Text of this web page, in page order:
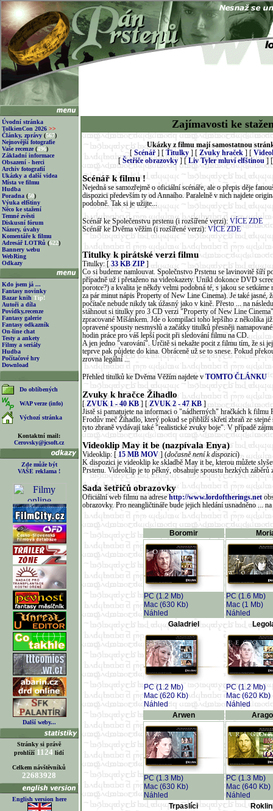
Úvodní stránka
TolkienCon 2026 >>
Články, zprávy (567)
Nejnovější fotografie
Vaše recenze (496)
Základní informace
Obsazení - herci
Archiv fotografií
Ukázky a další videa
Místa ve filmu
Hudba
Poradna (50)
Výuka elfštiny
Něco ke stažení
Temné zvěsti
Diskusní fórum
Názory, úvahy
Komentáře k filmu
Adresář LOTRů (622)
Bannery webu
WebRing
Odkazy
Kdo jsem já ...
Fantasy novinky
Bazar knih Tip!
Autoři a díla
Povídky,recenze
Fantasy galerie
Fantasy odkazník
On-line chat
Testy a ankety
Filmy a seriály
Hudba
Počítačové hry
Download
Do oblíbených
WAP verze (info)
Výchozí stránka
Kontaktní mail:
Cerovsky@jcsoft.cz
Zde může být
VAŠE reklama !
Další weby...
Stránky si právě
prohlíží 1124 lidí
Celkem návštěvníků
22683928
English version here
Zajímavosti ke
Ukázky z filmu mají samostatnou
[Scénář ] [Titulky ] [Zvuky hraček ] [
[Šetřiče obrazovky] [Liv Tyler mluví elfštinou]
Scénář k filmu !
Nejedná se samozřejmě o oficiální scénáře, ale o přepis děje
dispozici především ty od Annaího. Paralelně v nich najdete
podobně. Tak si je užijte...
Scénář ke Společenstvu prstenu (i rozšířené verzi): VÍCE ZDE
Scénář ke Dvěma věžím (i rozšířené verzi):VÍCE ZDE
Titulky k pirátské verzi filmu
Titulky: [33 KB ZIP]
Co si budeme namlouvat. Společnstvo Prstenu se lavinovitě šíří
případně už i přetaženo na videokazety. Unikl dokonce DVD
porotce?) a kvalita je někdy velmi podobná té, s jakou se
za pár minut nápis Property of New Line Cinema). Je také jasné,
počítače nebude nikdy tak úžasný jako v kině. Přesto ... na
stáhnout si titulky pro 3 CD verzi "Property of New Line
zpracované Míšánkem. Jde o kompilaci toho lepšího z několika
opravené spousty nesmyslů a začátky titulků přesněji
hodin práce pro váš lepší pocit při sledování filmu na CD.
A jen jedno "varování". Určitě si nekažte pocit z filmu tím, že si
teprve pak půjdete do kina. Obráceně už se to snese. Pokud
zrovna legální ...
Přehled titulků ke Dvěma Věžím najdete vTOMTO ČLÁNKU
Zvuky k hračce Žihadlo
[ZVUK 1 - 40 KB] [ZVUK 2 - 47 KB]
Jistě si pamatujete na informaci o "nádherných" hračkách k filmu
Frodův meč Žihadlo, který pokud se přiblíží skřetí zbraň ze stejné
tyto zbraně vydávají také "realistické zvuky boje". V případě
Videoklip May it be (nazpívala Enya)
Videoklip: [15 MB MOV] (dočasně není k dispozici)
K dispozici je videoklip ke skladbě May it be, kterou můžete
Prstenu. Videoklip je to pěkný, obsahuje spoustu hezkých záběrů
Sada šetřičů obrazovky
Oficiální web filmu na adresehttp://www.lordoftherings.net
obrazovky. Pro neangličtináře bude jejich hledání usnadněno ...
Boromir
PC (1.2 Mb)
Mac (630 Kb)
Náhled
PC (1.6 Mb)
Mac (1 Mb)
Náhled
Galadriel
PC (1.2 Mb)
Mac (620 Kb)
Náhled
PC (1.2 Mb)
Mac (620 Kb)
Náhled
Arwen
PC (1.3 Mb)
Mac (630 Kb)
Náhled
PC (1.3 Mb)
Mac (640 Kb)
Náhled
Trpaslíci